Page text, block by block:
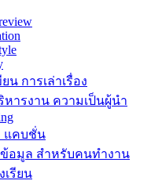
น การเล่าเรื่อง
หารงาน ความเป็นผู้นำ
แคบชั่น
ข้อมูล สำหรับคนทำงาน
เรียน